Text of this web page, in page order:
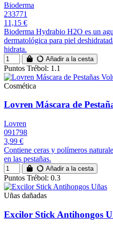
Bioderma
233771
11,15 €
Bioderma Hydrabio H2O es un
dermatológica para piel
hidrata.
Añadir a la cesta
Puntos Trébol: 1.1
Cosmética
Lovren Máscara de
Lovren
091798
3,99 €
Contiene ceras y polímeros
en las pestañas.
Añadir a la cesta
Puntos Trébol: 0.3
Uñas dañadas
Excilor Stick Antihongos